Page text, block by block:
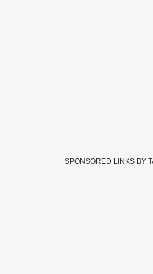
SPONSORED LINKS BY